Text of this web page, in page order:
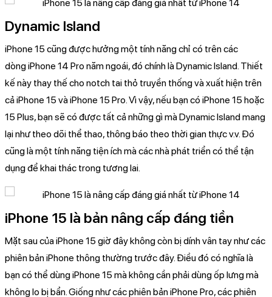
Dynamic Island
iPhone 15 cũng được hưởng một tính năng chỉ có trên các
dòng iPhone 14 Pro năm ngoái, đó chính là Dynamic Island. Thiết
kế này thay thế cho notch tai thỏ truyền thống và xuất hiện trên
cả iPhone 15 và iPhone 15 Pro. Vì vậy, nếu bạn có iPhone 15 hoặc
15 Plus, bạn sẽ có được tất cả những gì mà Dynamic Island mang
lại như theo dõi thể thao, thông báo theo thời gian thực v.v. Đó
cũng là một tính năng tiện ích mà các nhà phát triển có thể tận
dụng để khai thác trong tương lai.
iPhone 15 là bản nâng cấp đáng tiền
Mặt sau của iPhone 15 giờ đây không còn bị dính vân tay như các
phiên bản iPhone thông thường trước đây. Điều đó có nghĩa là
bạn có thể dùng iPhone 15 mà không cần phải dùng ốp lưng mà
không lo bị bẩn. Giống như các phiên bản iPhone Pro, các phiên